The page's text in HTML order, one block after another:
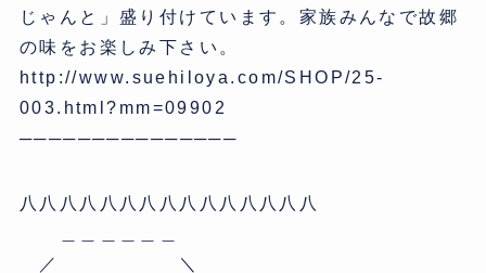
じゃんと」盛り付けています。家族みんなで故郷
の味をお楽しみ下さい。
http://www.suehiloya.com/SHOP/25-
003.html?mm=09902
───────────────
八八八八八八八八八八八八八八八
／ ＼